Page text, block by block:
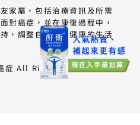
家屬，包括治療資訊及所需
對癌症，並在康復過程中，
，調整自己回到健康的生活
症 All Right Reserved.